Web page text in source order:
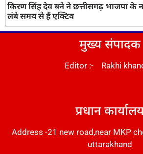
किरण सिंह देव बने ने छत्तीसगढ़ भाजपा के
लंबे समय से हैं एक्टिव
मुख्य संपादक
Editor :- Rakhi
प्रधान
Address -21 new road,near MKP
uttarakhand